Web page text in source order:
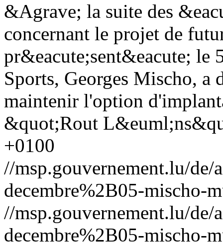
&Agrave; la suite des
concernant le projet de
pr&eacute;sent&eacute; le
Sports, Georges Mischo, a
maintenir l'option
&quot;Rout
+0100
//msp.gouvernement.lu/
decembre%2B05-mischo-
//msp.gouvernement.lu/
decembre%2B05-mischo-